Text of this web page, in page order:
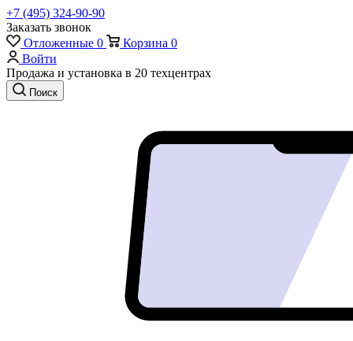
+7 (495) 324-90-90
Заказать звонок
Отложенные 0 Корзина 0
Войти
Продажа и установка в 20 техцентрах
Поиск